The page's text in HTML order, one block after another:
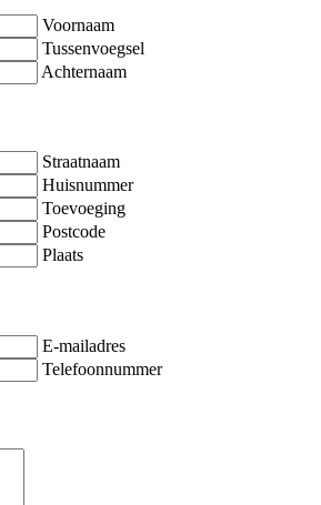
Voornaam
Tussenvoegsel
Achternaam
Straatnaam
Huisnummer
Toevoeging
Postcode
Plaats
E-mailadres
Telefoonnummer